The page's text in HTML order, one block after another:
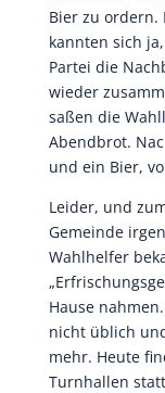
Bier zu ordern.
kannten sich
Partei die
wieder
saßen die
Abendbrot.
und ein Bier,
Leider, und
Gemeinde
Wahlhelfer
Hause
nicht üblich
mehr. Heute
Turnhallen